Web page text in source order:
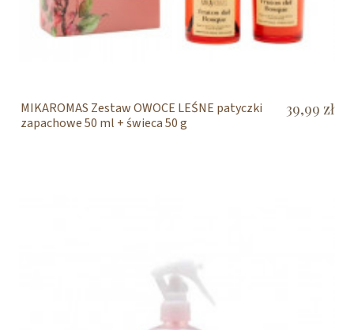
MIKAROMAS Zestaw OWOCE LEŚNE patyczki
zapachowe 50 ml + świeca 50 g
39,99 zł